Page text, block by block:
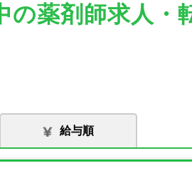
薬剤師求人・
給与順